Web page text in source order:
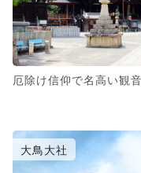
厄除け信仰で名高い観
大鳥大社